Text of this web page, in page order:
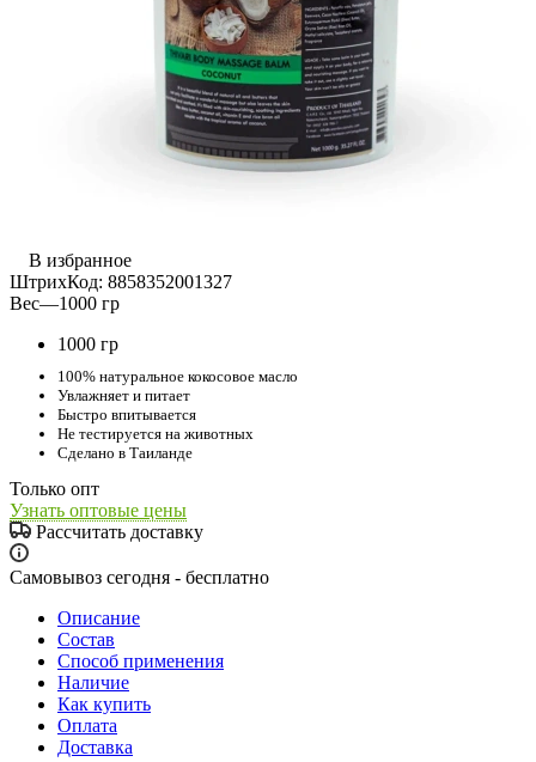
В избранное
ШтрихКод: 8858352001327
Вес—1000 гр
1000 гр
100% натуральное кокосовое масло
Увлажняет и питает
Быстро впитывается
Не тестируется на животных
Сделано в Таиланде
Только опт
Узнать оптовые цены
Рассчитать доставку
Самовывоз сегодня - бесплатно
Описание
Состав
Способ применения
Наличие
Как купить
Оплата
Доставка